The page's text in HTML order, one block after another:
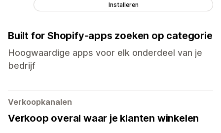
Installeren
Built for Shopify-apps zoeken op categorie
Hoogwaardige apps voor elk onderdeel van je
bedrijf
Verkoopkanalen
Verkoop overal waar je klanten winkelen